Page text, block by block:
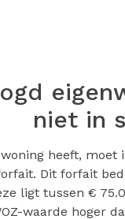
niet in
heeft,
Dit forfait
ligt tussen €
waarde hoger